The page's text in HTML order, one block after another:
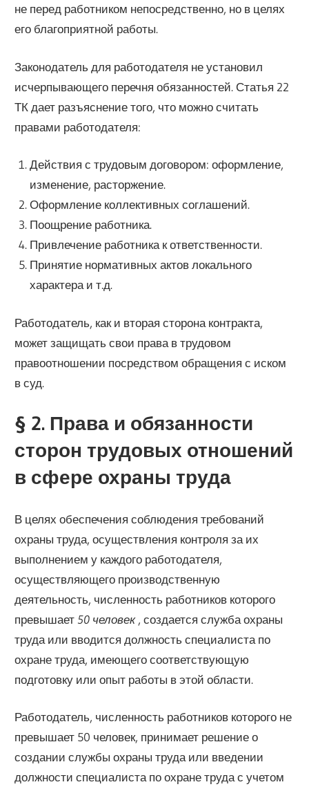
не перед работником непосредственно, но в целях
его благоприятной работы.
Законодатель для работодателя не установил
исчерпывающего перечня обязанностей. Статья 22
ТК дает разъяснение того, что можно считать
правами работодателя:
Действия с трудовым договором: оформление,
изменение, расторжение.
Оформление коллективных соглашений.
Поощрение работника.
Привлечение работника к ответственности.
Принятие нормативных актов локального
характера и т.д.
Работодатель, как и вторая сторона контракта,
может защищать свои права в трудовом
правоотношении посредством обращения с иском
в суд.
§ 2. Права и обязанности
сторон трудовых отношений
в сфере охраны труда
В целях обеспечения соблюдения требований
охраны труда, осуществления контроля за их
выполнением у каждого работодателя,
осуществляющего производственную
деятельность, численность работников которого
превышает 50 человек, создается служба охраны
труда или вводится должность специалиста по
охране труда, имеющего соответствующую
подготовку или опыт работы в этой области.
Работодатель, численность работников которого не
превышает 50 человек, принимает решение о
создании службы охраны труда или введении
должности специалиста по охране труда с учетом